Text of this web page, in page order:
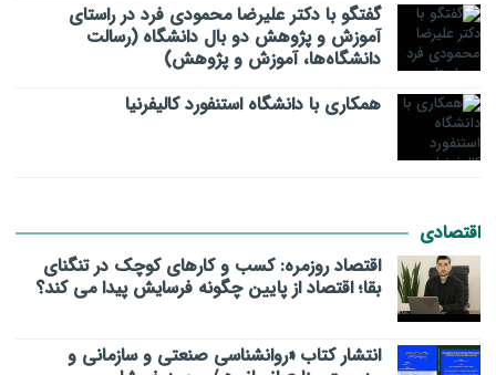
گفتگو با دکتر علیرضا محمودی فرد در راستای
آموزش و پژوهش دو بال دانشگاه (رسالت
دانشگاه‌ها، آموزش و پژوهش)
همکاری با دانشگاه استنفورد کالیفرنیا
اقتصادی
اقتصاد روزمره: کسب‌ و کارهای کوچک در تنگنای
بقا؛ اقتصاد از پایین چگونه فرسایش پیدا می کند؟
انتشار کتاب «روانشناسی صنعتی و سازمانی و